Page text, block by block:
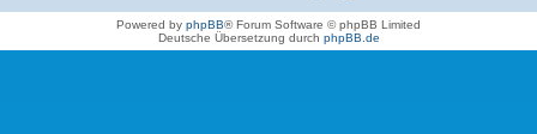
Powered by phpBB® Forum Software © phpBB Limited
Deutsche Übersetzung durch phpBB.de